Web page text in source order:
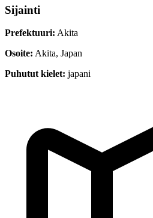
Sijainti
Prefektuuri: Akita
Osoite: Akita, Japan
Puhutut kielet: japani